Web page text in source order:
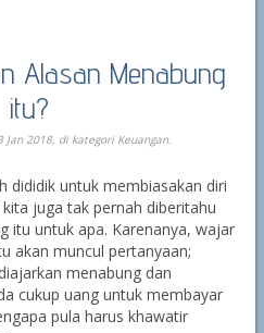
Alasan Menabung
itu?
Jan 2018, di kategori Keuangan.
dididik untuk membiasakan diri
juga tak pernah diberitahu
itu untuk apa. Karenanya, wajar
akan muncul pertanyaan;
menabung dan
cukup uang untuk membayar
pula harus khawatir